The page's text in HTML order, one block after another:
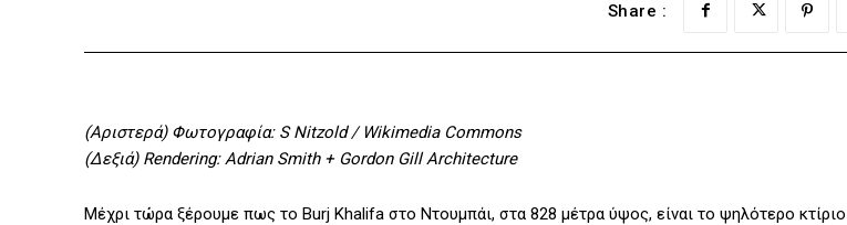
Share :
(Αριστερά) Φωτογραφία: S Nitzold / Wikimedia Commons
(Δεξιά) Rendering: Adrian Smith + Gordon Gill Architecture
Μέχρι τώρα ξέρουμε πως το Burj Khalifa στο Ντουμπάι, στα 828 μέτρα ύψος, είναι το ψηλότερο